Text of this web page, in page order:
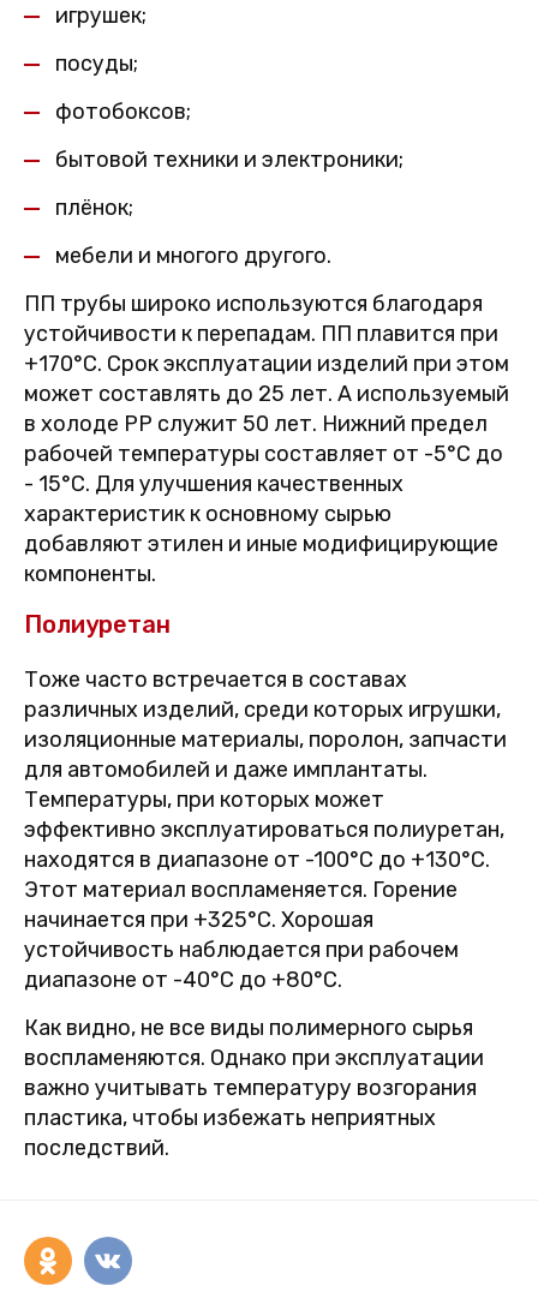
игрушек;
посуды;
фотобоксов;
бытовой техники и электроники;
плёнок;
мебели и многого другого.
ПП трубы широко используются благодаря
устойчивости к перепадам. ПП плавится при
+170°C. Срок эксплуатации изделий при этом
может составлять до 25 лет. А используемый
в холоде PP служит 50 лет. Нижний предел
рабочей температуры составляет от -5°C до
- 15°C. Для улучшения качественных
характеристик к основному сырью
добавляют этилен и иные модифицирующие
компоненты.
Полиуретан
Тоже часто встречается в составах
различных изделий, среди которых игрушки,
изоляционные материалы, поролон, запчасти
для автомобилей и даже имплантаты.
Температуры, при которых может
эффективно эксплуатироваться полиуретан,
находятся в диапазоне от -100°C до +130°C.
Этот материал воспламеняется. Горение
начинается при +325°C. Хорошая
устойчивость наблюдается при рабочем
диапазоне от -40°C до +80°C.
Как видно, не все виды полимерного сырья
воспламеняются. Однако при эксплуатации
важно учитывать температуру возгорания
пластика, чтобы избежать неприятных
последствий.